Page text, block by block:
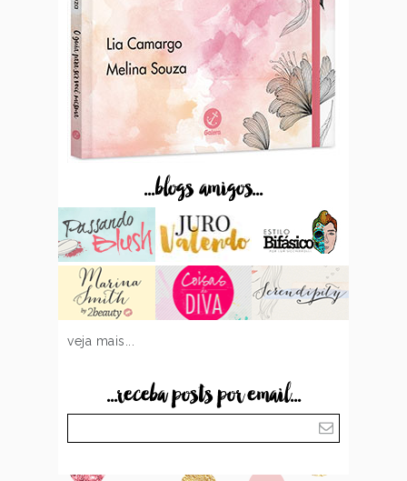
...blogs amigos...
veja mais...
...receba posts por email...